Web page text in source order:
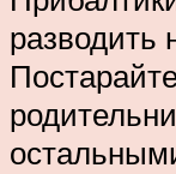
разводить